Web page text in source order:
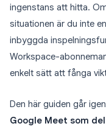
ingenstans att hitta.
situationen är du inte
inbyggda
Workspace-
enkelt sätt att fånga
Den här guiden går
Google Meet som